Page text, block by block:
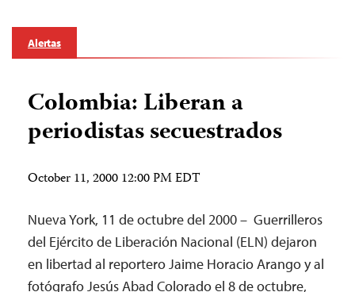
Alertas
Colombia: Liberan a
periodistas secuestrados
October 11, 2000 12:00 PM EDT
Nueva York, 11 de octubre del 2000 – Guerrilleros
del Ejército de Liberación Nacional (ELN) dejaron
en libertad al reportero Jaime Horacio Arango y al
fotógrafo Jesús Abad Colorado el 8 de octubre,